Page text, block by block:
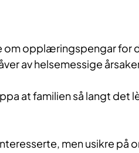
om opplæringspengar for
av helsemessige
at familien så langt det
men usikre på